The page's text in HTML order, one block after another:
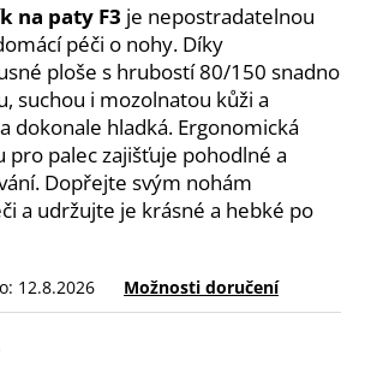
na paty F3 je nepostradatelnou
péči o nohy. Díky
ploše s hrubostí 80/150 snadno
suchou i mozolnatou kůži a
dokonale hladká. Ergonomická
pro palec zajišťuje pohodlné a
Dopřejte svým nohám
a udržujte je krásné a hebké po
12.8.2026 Možnosti doručení